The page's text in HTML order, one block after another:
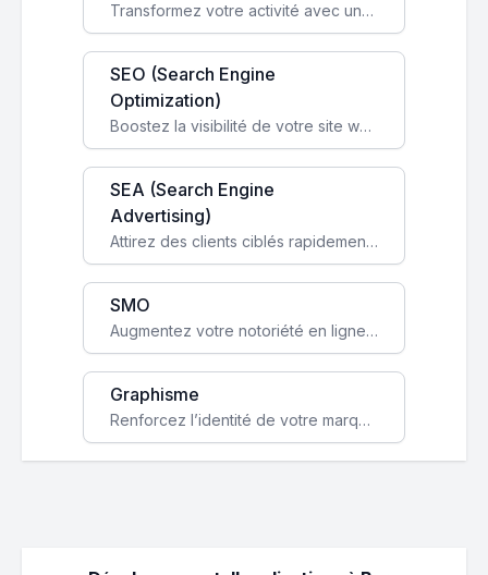
Transformez votre activité avec une boutique en ligne, accessible à l'échelle mondiale 24/7.
SEO (Search Engine
Optimization)
Boostez la visibilité de votre site web sur Google et attirez du trafic qualifié grâce à nos stratégies SEO.
SEA (Search Engine
Advertising)
Attirez des clients ciblés rapidement avec des campagnes publicitaires payantes optimisées pour vos objectifs.
SMO
Augmentez votre notoriété en ligne et stimulez la croissance de votre entreprise grâce à une stratégie sociale sur mesure.
Graphisme
Renforcez l’identité de votre marque avec un design unique qui capte l’attention et engage vos clients.